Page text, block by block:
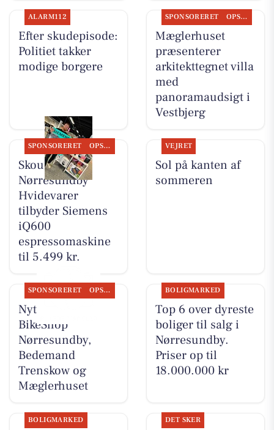
ALARM112
Efter skudepisode:
Politiet takker
modige borgere
SPONSORERET OPSLAGSTAVLEN
Mæglerhuset
præsenterer
arkitekttegnet villa
med
panoramaudsigt i
Vestbjerg
SPONSORERET OPSLAGSTAVLEN
Skousen
Nørresundby
Hvidevarer
tilbyder Siemens
iQ600
espressomaskine
til 5.499 kr.
VEJRET
Sol på kanten af
sommeren
SPONSORERET OPSLAGSTAVLEN
Nyt fra Fri
BikeShop
Nørresundby,
Bedemand
Trenskow og
Mæglerhuset
BOLIGMARKED
Top 6 over dyreste
boliger til salg i
Nørresundby.
Priser op til
18.000.000 kr
BOLIGMARKED DET SKER